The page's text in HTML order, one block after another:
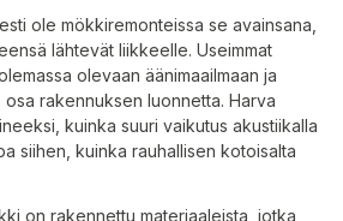
ole mökkiremonteissa se avainsana,
lähtevät liikkeelle. Useimmat
olevaan äänimaailmaan ja
rakennuksen luonnetta. Harva
kuinka suuri vaikutus akustiikalla
siihen, kuinka rauhallisen kotoisalta
on rakennettu materiaaleista, jotka